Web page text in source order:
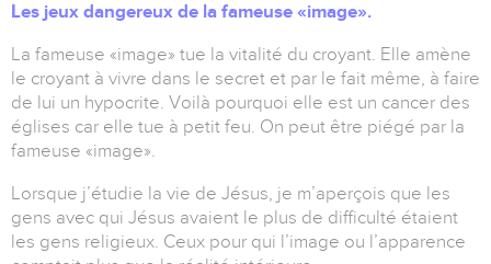
Les jeux dangereux de la fameuse «image».
La fameuse «image» tue la vitalité du croyant. Elle amène
le croyant à vivre dans le secret et par le fait même, à faire
de lui un hypocrite. Voilà pourquoi elle est un cancer des
églises car elle tue à petit feu. On peut être piégé par la
fameuse «image».
Lorsque j’étudie la vie de Jésus, je m’aperçois que les
gens avec qui Jésus avaient le plus de difficulté étaient
les gens religieux. Ceux pour qui l’image ou l’apparence